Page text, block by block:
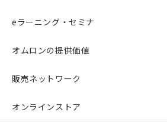
eラーニング・セミナ
オムロンの提供価値
販売ネットワーク
オンラインストア